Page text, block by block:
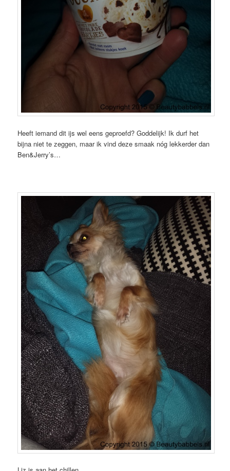
Heeft iemand dit ijs wel eens geproefd? Goddelijk! Ik durf het
bijna niet te zeggen, maar ik vind deze smaak nóg lekkerder dan
Ben&Jerry’s…